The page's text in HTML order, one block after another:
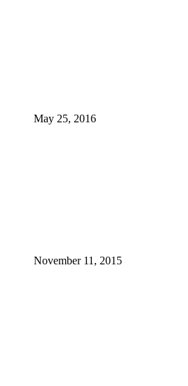
May 25, 2016
November 11, 2015